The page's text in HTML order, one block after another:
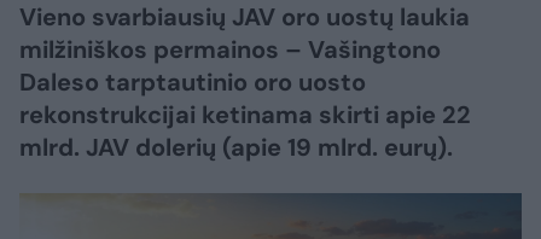
Vieno svarbiausių JAV oro uostų laukia
milžiniškos permainos – Vašingtono
Daleso tarptautinio oro uosto
rekonstrukcijai ketinama skirti apie 22
mlrd. JAV dolerių (apie 19 mlrd. eurų).